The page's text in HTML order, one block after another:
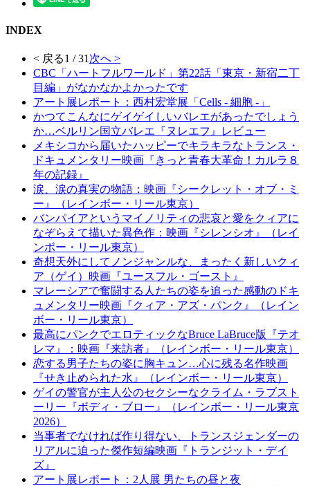
INDEX
< 戻る1 / 31 次へ >
CBC「ハートフルワールド」第22話「東京・新宿二丁
目編」がなかなかよかったです
アート展レポート：西村宏堂展「Cells - 細胞 -」
かつてこんなにゲイゲイしいバレエがあったでしょう
か…ベルリン国立バレエ『ヌレエフ』レビュー
メキシコから届いたハッピーでキラキラなトランス・
ドキュメンタリー映画『きっと青春大革命！カルラ８
年の記録』
涙、涙の真実の物語：映画『シークレット・オブ・ミ
ー』（レインボー・リール東京）
バンパイアというマイノリティの悲哀と愛をクィアに
なぞらえて描いた異色作：映画『シレンシオ』（レイ
ンボー・リール東京）
奇想天外にしてノンジャンルな、まったく新しいクィ
ア（ゲイ）映画『ユースフル・ゴースト』
マレーシアで奮闘する人たちの姿を追った感動のドキ
ュメンタリー映画『クィア・アズ・パンク』（レイン
ボー・リール東京）
最高にパンクでエロティックなBruce LaBruce版『テオ
レマ』：映画『来訪者』（レインボー・リール東京）
恋する男子たちの姿に胸キュン…心に残る名作映画
『せき止められた水』（レインボー・リール東京）
ゲイの警官が主人公のセクシーなクライム・ラブスト
ーリー『ボディ・ブロー』（レインボー・リール東京
2026）
当事者でなければ作り得ない、トランスジェンダーの
リアルに迫った傑作短編映画『トランジット・デイ
ズ』
アート展レポート：2人展 男たちの昼と夜